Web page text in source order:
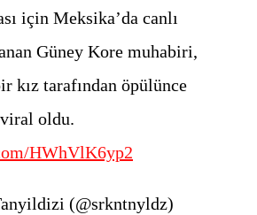
için Meksika’da canlı
Güney Kore muhabiri,
kız tarafından öpülünce
viral oldu.
HWhVlK6yp2
(@srkntnyldz)